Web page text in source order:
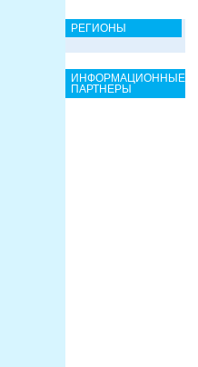
РЕГИОНЫ
ИНФОРМАЦИОННЫЕ
ПАРТНЕРЫ